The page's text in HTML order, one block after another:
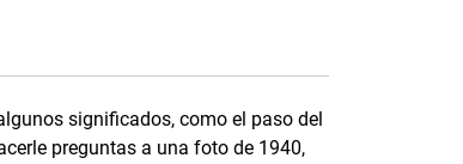
significados, como el paso del
preguntas a una foto de 1940,